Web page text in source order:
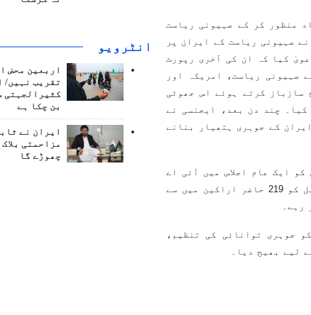
منظور کر کے صہیونی ریاست
صہیونی ریاست کے ایران پر
کیا کہ ان کی آخری رپورٹ
صہیونی ریاست، امریکہ اور
سازباز کرتے ہوئے اس جھوٹی
کیا۔ چند دن بعد، ایجنسی نے
کے جوہری ہتھیار بنانے
کے بعد، ایرانی پارلیمنٹ کے اراکین نے 25 جون کو ایک عام اجلاس میں آئی اے
ای اے کے ساتھ تعاون کو معطل کرنے کے بل کی حمایت کی۔ اس بل کو 219 حاضر اراکین میں سے
جولائی کو اس قانون کو جوہری توانائی کی تنظیم،
لیے بھیج دیا۔
انٹرويو
اربعین محض
تقریب نہیں/
کثیرالجہتی
بن چکا ہے
ایران نے
مزاحمتی
چھوڑے گا